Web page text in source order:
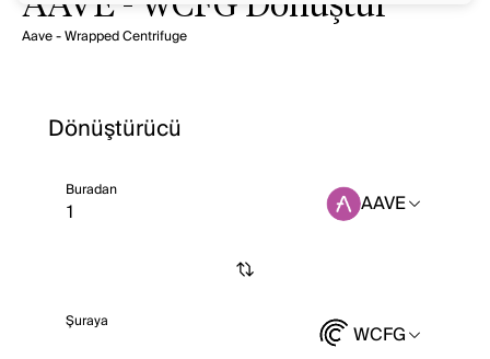
Aave - Wrapped Centrifuge
Dönüştürücü
Buradan AAVE
Şuraya WCFG